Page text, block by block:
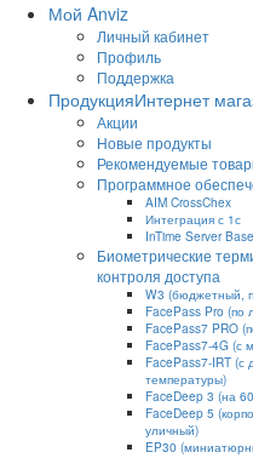
Мой Anviz
Личный кабинет
Профиль
Поддержка
ПродукцияИнтернет
Акции
Новые продукты
Рекомендуемые
Программное
AIM CrossChex
Интеграция с 1с
InTime Server
Биометрические
контроля доступа
W3 (бюджетный,
FacePass Pro (по
FacePass7 PRO
FacePass7-4G (с
FacePass7-IRT (с
температуры)
FaceDeep 3 (на
FaceDeep 5
уличный)
EP30